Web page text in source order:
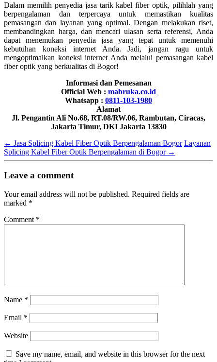
Dalam memilih penyedia jasa tarik kabel fiber optik, pilihlah yang
berpengalaman dan terpercaya untuk memastikan kualitas
pemasangan dan layanan yang optimal. Dengan melakukan riset,
membandingkan harga, dan mencari ulasan serta referensi, Anda
dapat menemukan penyedia jasa yang tepat untuk memenuhi
kebutuhan koneksi internet Anda. Jadi, jangan ragu untuk
mengoptimalkan koneksi internet Anda melalui pemasangan kabel
fiber optik yang berkualitas di Bogor!
Informasi dan Pemesanan
Official Web : mabruka.co.id
Whatsapp : 0811-103-1980
Alamat
Jl. Pengantin Ali No.68, RT.08/RW.06, Rambutan, Ciracas,
Jakarta Timur, DKI Jakarta 13830
← Jasa Splicing Kabel Fiber Optik Berpengalaman Bogor Layanan
Splicing Kabel Fiber Optik Berpengalaman di Bogor →
Leave a comment
Your email address will not be published. Required fields are
marked *
Comment *
Name *
Email *
Website
Save my name, email, and website in this browser for the next